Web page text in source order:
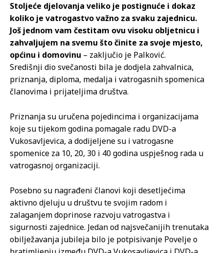
Stoljeće djelovanja veliko je postignuće i dokaz
koliko je vatrogastvo važno za svaku zajednicu.
Još jednom vam čestitam ovu visoku obljetnicu i
zahvaljujem na svemu što činite za svoje mjesto,
općinu i domovinu – zaključio je Palković.
Središnji dio svečanosti bila je dodjela zahvalnica,
priznanja, diploma, medalja i vatrogasnih spomenica
članovima i prijateljima društva.
Priznanja su uručena pojedincima i organizacijama
koje su tijekom godina pomagale radu DVD-a
Vukosavljevica, a dodijeljene su i vatrogasne
spomenice za 10, 20, 30 i 40 godina uspješnog rada u
vatrogasnoj organizaciji.
Posebno su nagrađeni članovi koji desetljećima
aktivno djeluju u društvu te svojim radom i
zalaganjem doprinose razvoju vatrogastva i
sigurnosti zajednice. Jedan od najsvečanijih trenutaka
obilježavanja jubileja bilo je potpisivanje Povelje o